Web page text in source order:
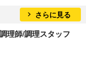
さらに見る
理師/調理スタッフ